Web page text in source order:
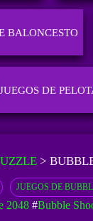
BALONCESTO
JUEGOS DE
>
JUEGOS DE
2048#Bubble